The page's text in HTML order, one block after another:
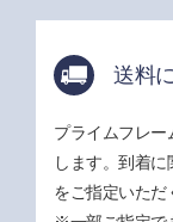
送料
プライムフレー
します。到着
をご指定いただ